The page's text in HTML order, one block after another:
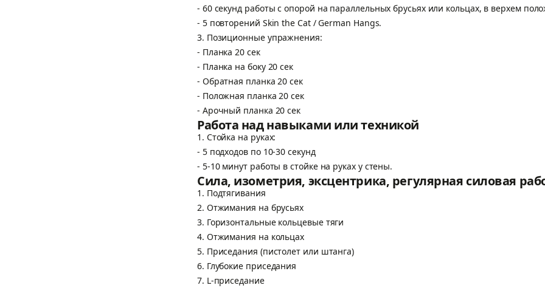
- 60 секунд работы с опорой на параллельных брусьях или кольцах, в верхем
- 5 повторений Skin the Cat / German Hangs.
3. Позиционные упражнения:
- Планка 20 сек
- Планка на боку 20 сек
- Обратная планка 20 сек
- Положная планка 20 сек
- Арочный планка 20 сек
Работа над навыками или техникой
1. Стойка на руках:
- 5 подходов по 10-30 секунд
- 5-10 минут работы в стойке на руках у стены.
Сила, изометрия, эксцентрика, регулярная силовая
1. Подтягивания
2. Отжимания на брусьях
3. Горизонтальные кольцевые тяги
4. Отжимания на кольцах
5. Приседания (пистолет или штанга)
6. Глубокие приседания
7. L-приседание